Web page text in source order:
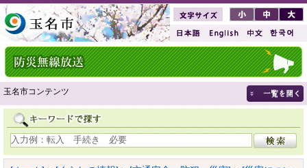
玉名市コンテンツ